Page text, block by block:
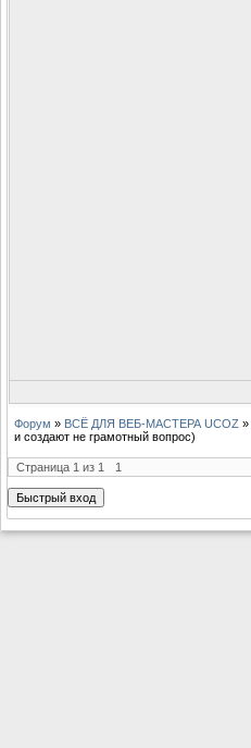
Форум » ВСЁ ДЛЯ ВЕБ-МАСТЕРА UCOZ »
и создают не грамотный вопрос)
Страница 1 из 1 1